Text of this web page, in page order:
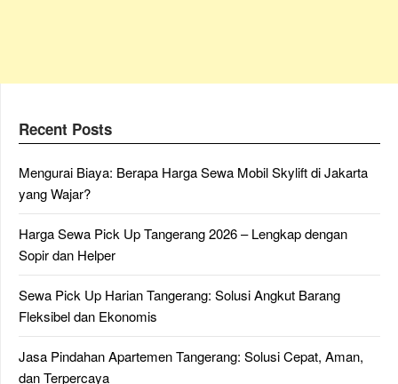
Recent Posts
Mengurai Biaya: Berapa Harga Sewa Mobil Skylift di Jakarta
yang Wajar?
Harga Sewa Pick Up Tangerang 2026 – Lengkap dengan
Sopir dan Helper
Sewa Pick Up Harian Tangerang: Solusi Angkut Barang
Fleksibel dan Ekonomis
Jasa Pindahan Apartemen Tangerang: Solusi Cepat, Aman,
dan Terpercaya